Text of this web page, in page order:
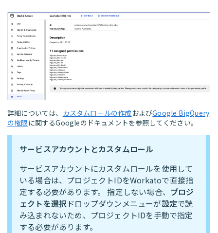
詳細については、 カスタムロールの作成およびGoogle BigQuery
の権限 に関するGoogleのドキュメントを参照してください。
サービスアカウントとカスタムロール
サービスアカウントにカスタムロールを使用して
いる場合は、プロジェクトIDをWorkatoで直接指
定する必要があります。 指定しない場合、 プロジ
ェクトを選択ドロップダウンメニューが設定で読
み込まれないため、プロジェクトIDを手動で指定
する必要があります。